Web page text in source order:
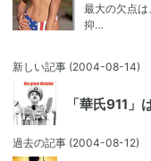
最大の欠点
抑…
新しい記事 (2004-08-14)
「華氏911
過去の記事 (2004-08-12)